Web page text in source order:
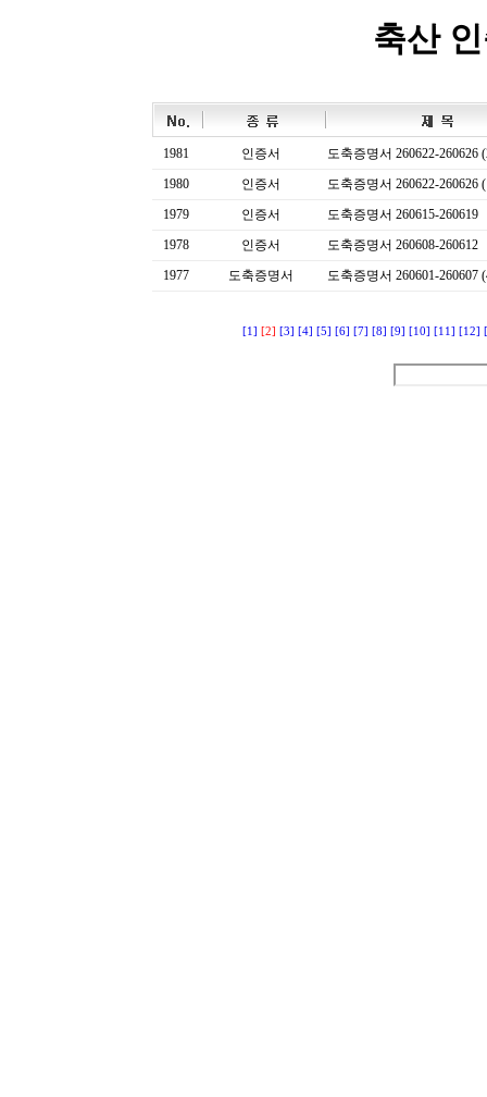
축산
1981 인증서
도축증명서 260622-260626
1980
인증서
도축증명서 260622-260626
1979
인증서
도축증명서 260615-260619
1978
인증서
도축증명서 260608-260612
1977
도축증명서 도축증명서 260601-260607
[1] [2] [3] [4] [5] [6] [7] [8] [9] [10] [11] [12]